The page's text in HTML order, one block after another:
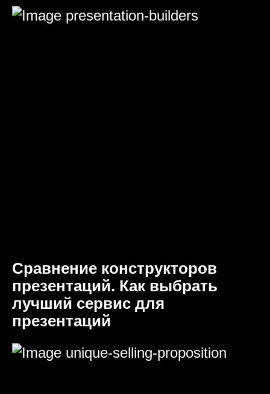
Сравнение конструкторов
презентаций. Как выбрать
лучший сервис для
презентаций